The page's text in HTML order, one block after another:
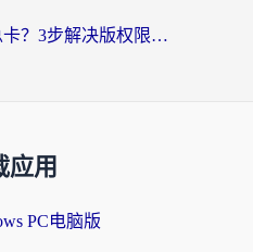
海外用网易云音乐总卡？3步解决版权限制+卡顿，还能听喜马拉雅！
应用
PC电脑版